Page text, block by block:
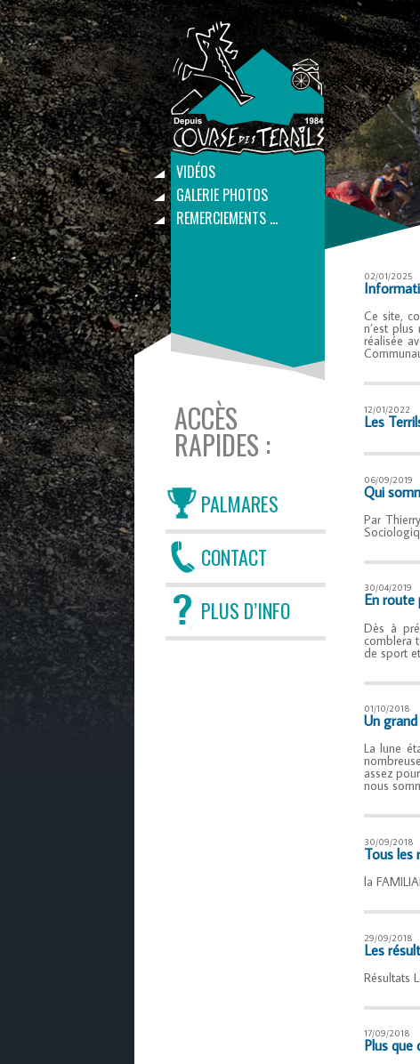
VIDÉOS
GALERIE PHOTOS
REMERCIEMENTS …
get_post_meta(get_the_ID(), 'thumb', true) ?>
ACCÈS
RAPIDES :
PALMARES
CONTACT
PLUS D’INFO
02/01/2025
Ce site,
n’est
réalisée
12/01/2022
Les
06/09/2019
Qui
Par
30/04/2019
En route
Dès à
comblera
de sport
01/10/2018
Un
La lune
assez
nous
30/09/2018
Tous les
la
29/09/2018
Les
Résultats
17/09/2018
Plus